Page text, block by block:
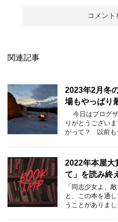
関連記事
2023年2月冬
場もやっぱり
今日はブログザ
りがとうござい
がって？ 以前も
2022年本屋大
て」を読み終
「同志少女よ、
と、この本を通
うことがありま